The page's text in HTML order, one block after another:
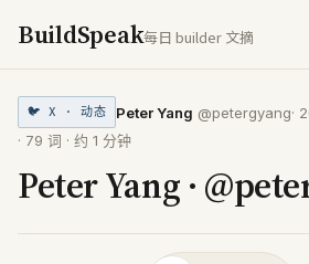
BuildSpeak每日 builder 文摘
🐦 X · 动态 Peter Yang @petergyang·
· 79 词 · 约 1 分钟
Peter Yang ·